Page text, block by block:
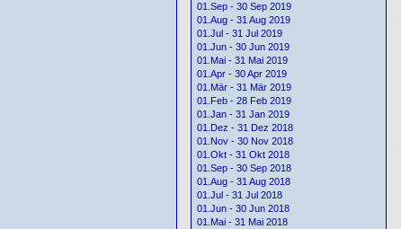
01.Sep - 30 Sep 2019
01.Aug - 31 Aug 2019
01.Jul - 31 Jul 2019
01.Jun - 30 Jun 2019
01.Mai - 31 Mai 2019
01.Apr - 30 Apr 2019
01.Mär - 31 Mär 2019
01.Feb - 28 Feb 2019
01.Jan - 31 Jan 2019
01.Dez - 31 Dez 2018
01.Nov - 30 Nov 2018
01.Okt - 31 Okt 2018
01.Sep - 30 Sep 2018
01.Aug - 31 Aug 2018
01.Jul - 31 Jul 2018
01.Jun - 30 Jun 2018
01.Mai - 31 Mai 2018